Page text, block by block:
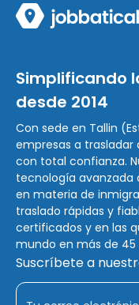
Simplificando
desde 2014
Con sede en Tallin
empresas a trasladar
con total confianza.
tecnología avanzada
en materia de
traslado rápidas y
certificados y en las
mundo en más de 45
Suscríbete a